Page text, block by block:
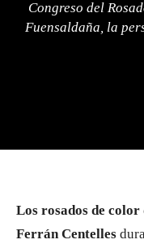
Congreso del
Fuensaldaña, la
Los rosados de color
Ferrán Centelles